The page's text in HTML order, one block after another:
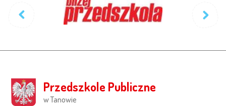
Przedszkole Publiczne
w Tanowie